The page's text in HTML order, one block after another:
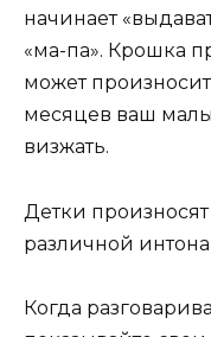
начинает
«ма-па». Крошка
может
месяцев ваш
визжать.
Детки произносят
различной
Когда